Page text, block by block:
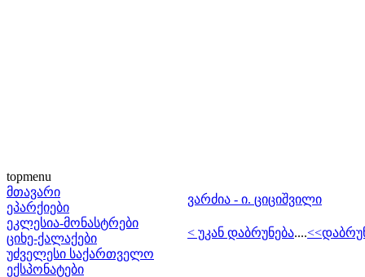
topmenu
მთავარი
ეპარქიები
ეკლესია-მონასტრები
ციხე-ქალაქები
უძველესი საქართველო
ექსპონატები
ვარძია - ი. ციციშვილი
< უკან დაბრუნება....